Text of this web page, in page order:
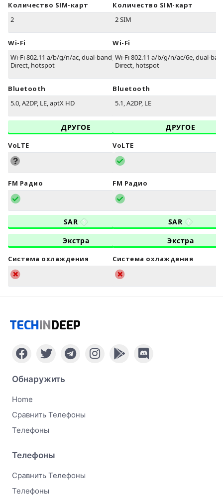
Количество SIM-карт
2
Wi-Fi
Wi-Fi 802.11 a/b/g/n/ac, dual-band, Wi-Fi
Direct, hotspot
Bluetooth
5.0, A2DP, LE, aptX HD
ДРУГОЕ
VoLTE
FM Радио
SAR
Экстра
Система охлаждения
Количество SIM-карт
2 SIM
Wi-Fi
Wi-Fi 802.11 a/b/g/n/ac/6e, dual-
Direct, hotspot
Bluetooth
5.1, A2DP, LE
ДРУГОЕ
VoLTE
FM Радио
SAR
Экстра
Система охлаждения
TECHINDEEP
Обнаружить
Home
Сравнить Телефоны
Телефоны
Телефоны
Сравнить Телефоны
Телефоны